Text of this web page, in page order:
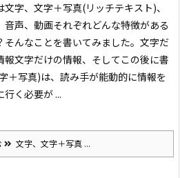
文字、文字＋写真(リッチテキスト)、
音声、動画それぞれどんな特徴がある
そんなことを書いてみました。 文字だ
報文字だけの情報、そしてこの後に書
＋写真)は、読み手が能動的に情報を
行く必要が ...
文字、文字＋写真 ...